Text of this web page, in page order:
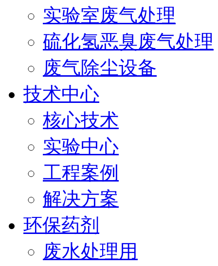
实验室废气处理
硫化氢恶臭废气处理
废气除尘设备
技术中心
核心技术
实验中心
工程案例
解决方案
环保药剂
废水处理用